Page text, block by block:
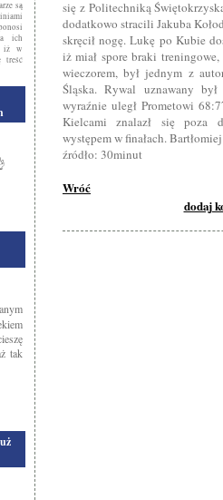
są
ich
iż w
treść
tak
się z Politechniką
dodatkowo stracili Jakuba
skręcił nogę. Lukę po Kubie
iż miał spore braki
wieczorem, był jednym z
Śląska. Rywal uznawany
wyraźnie uległ Prometowi
Kielcami znalazł się poza
występem w finałach.
źródło: 30minut
Wróć
dodaj